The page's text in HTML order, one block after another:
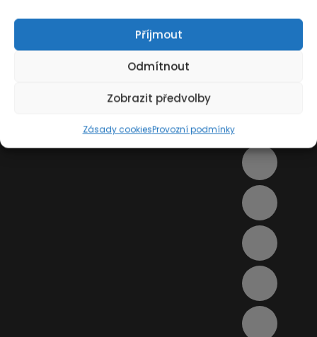
Příjmout
Odmítnout
Zobrazit předvolby
Zásady cookiesProvozní podmínky